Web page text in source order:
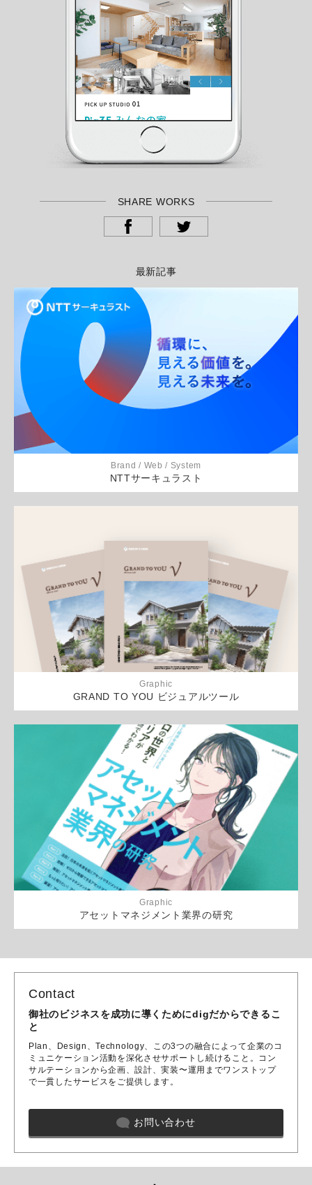
SHARE WORKS
最新記事
Brand / Web / System
NTTサーキュラスト
Graphic
GRAND TO YOU ビジュアルツール
Graphic
アセットマネジメント業界の研究
Contact
御社のビジネスを成功に導くためにdigだからできるこ
と
Plan、Design、Technology、この3つの融合によって企業のコ
ミュニケーション活動を深化させサポートし続けること。コン
サルテーションから企画、設計、実装〜運用までワンストップ
で一貫したサービスをご提供します。
お問い合わせ